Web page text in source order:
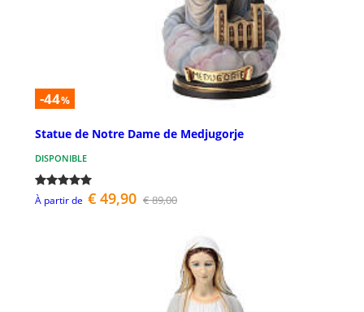
-44%
Statue de Notre Dame de Medjugorje
DISPONIBLE
À partir de € 49,90 € 89,00